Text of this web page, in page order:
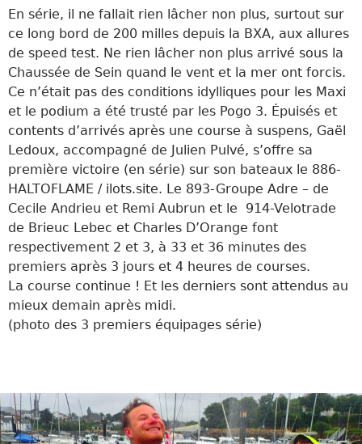
En série, il ne fallait rien lâcher non plus, surtout sur
ce long bord de 200 milles depuis la BXA, aux allures
de speed test. Ne rien lâcher non plus arrivé sous la
Chaussée de Sein quand le vent et la mer ont forcis.
Ce n’était pas des conditions idylliques pour les Maxi
et le podium a été trusté par les Pogo 3. Épuisés et
contents d’arrivés après une course à suspens, Gaël
Ledoux, accompagné de Julien Pulvé, s’offre sa
première victoire (en série) sur son bateaux le 886-
HALTOFLAME / ilots.site. Le 893-Groupe Adre – de
Cecile Andrieu et Remi Aubrun et le 914-Velotrade
de Brieuc Lebec et Charles D’Orange font
respectivement 2 et 3, à 33 et 36 minutes des
premiers après 3 jours et 4 heures de courses.
La course continue ! Et les derniers sont attendus au
mieux demain après midi.
(photo des 3 premiers équipages série)